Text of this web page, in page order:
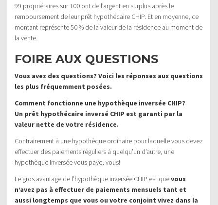
99 propriétaires sur 100 ont de l’argent en surplus après le
remboursement de leur prêt hypothécaire CHIP. Et en moyenne, ce
montant représente 50 % de la valeur de la résidence au moment de
la vente.
FOIRE AUX QUESTIONS
Vous avez des questions? Voici les réponses aux questions
les plus fréquemment posées.
Comment fonctionne une hypothèque inversée CHIP?
Un prêt hypothécaire inversé CHIP est garanti par la
valeur nette de votre résidence.
Contrairement à une hypothèque ordinaire pour laquelle vous devez
effectuer des paiements réguliers à quelqu’un d’autre, une
hypothèque inversée vous paye, vous!
Le gros avantage de l’hypothèque inversée CHIP est quevous
n’avez pas à effectuer de paiements mensuels tant et
aussi longtemps que vous ou votre conjoint vivez dans la